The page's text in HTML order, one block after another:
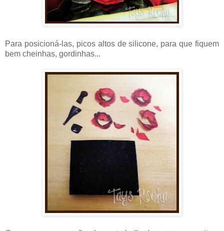
Para posicioná-las, picos altos de silicone, para que fiquem
bem cheinhas, gordinhas...